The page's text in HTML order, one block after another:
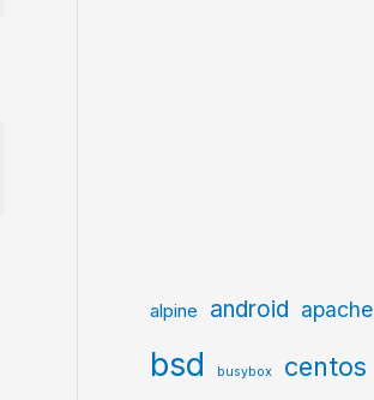
alpine android apache
bsd busybox centos